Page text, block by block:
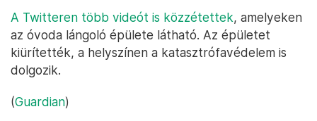
A Twitteren több videót is közzétettek, amelyeken
az óvoda lángoló épülete látható. Az épületet
kiürítették, a helyszínen a katasztrófavédelem is
dolgozik.
(Guardian)